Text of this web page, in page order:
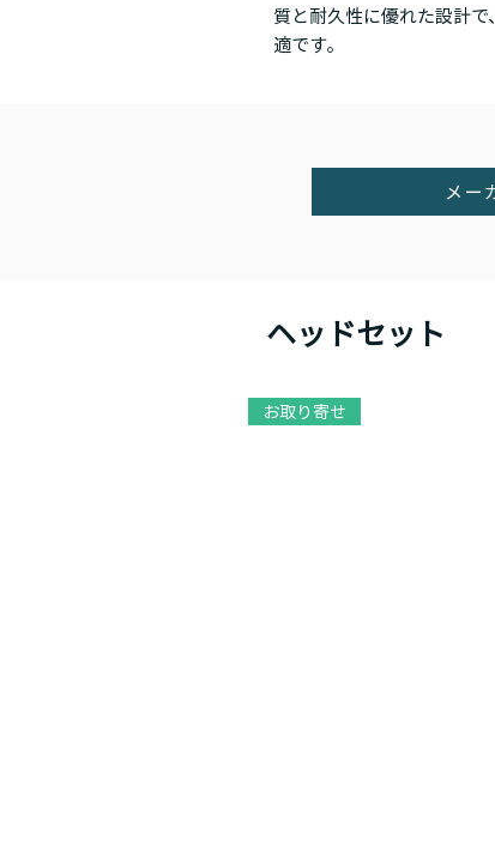
質と耐久性に優れた設計
適です。
メー
ヘッドセット
お取り寄せ